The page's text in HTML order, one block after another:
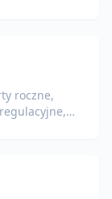
roczne,